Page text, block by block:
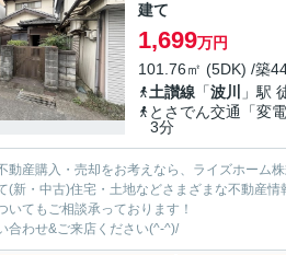
建て
1,699万円
101.76㎡ (5DK) /築
土讃線 「波川
」駅
とさでん交通「変
3分
動産購入・売却をお考えなら、ライズホーム
(新・中古)住宅・土地などさまざまな不動産情
いてもご相談承っております！
合わせ&ご来店ください‍(^-^)/